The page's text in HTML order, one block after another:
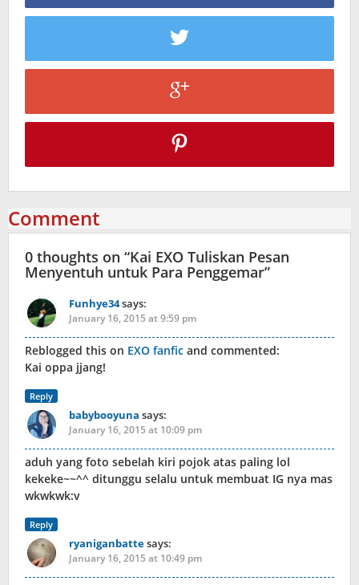
Comment
0 thoughts on “Kai EXO Tuliskan Pesan
Menyentuh untuk Para Penggemar”
Funhye34says:
January 16, 2015 at 9:59 pm
Reblogged this on EXO fanfic and commented:
Kai oppa jjang!
Reply
babybooyuna says:
January 16, 2015 at 10:09 pm
aduh yang foto sebelah kiri pojok atas paling lol
kekeke~~^^ ditunggu selalu untuk membuat IG nya mas
wkwkwk:v
Reply
ryaniganbattesays:
January 16, 2015 at 10:49 pm